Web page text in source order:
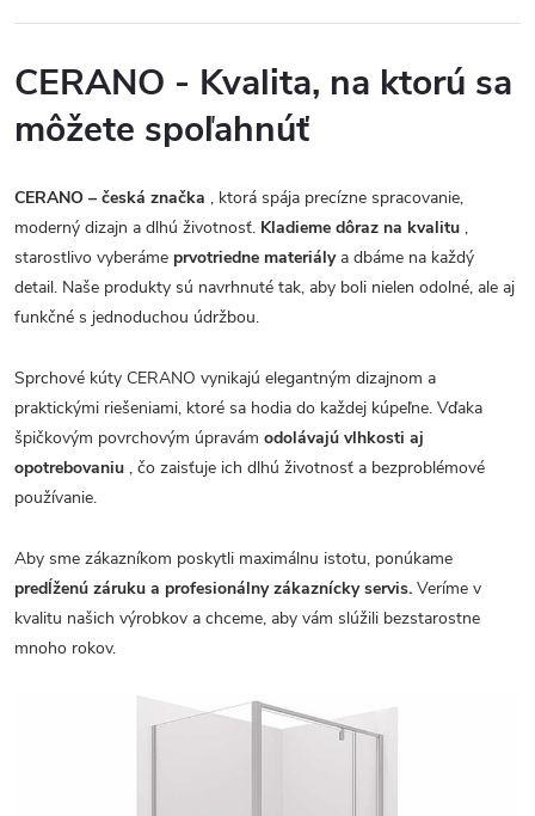
CERANO - Kvalita, na ktorú sa
môžete spoľahnúť
CERANO – česká značka , ktorá spája precízne spracovanie,
moderný dizajn a dlhú životnosť. Kladieme dôraz na kvalitu ,
starostlivo vyberáme prvotriedne materiálya dbáme na každý
detail. Naše produkty sú navrhnuté tak, aby boli nielen odolné, ale aj
funkčné s jednoduchou údržbou.
Sprchové kúty CERANO vynikajú elegantným dizajnom a
praktickými riešeniami, ktoré sa hodia do každej kúpeľne. Vďaka
špičkovým povrchovým úpravám odolávajú vlhkosti aj
opotrebovaniu , čo zaisťuje ich dlhú životnosť a bezproblémové
používanie.
Aby sme zákazníkom poskytli maximálnu istotu, ponúkame
predĺženú záruku a profesionálny zákaznícky servis. Veríme v
kvalitu našich výrobkov a chceme, aby vám slúžili bezstarostne
mnoho rokov.